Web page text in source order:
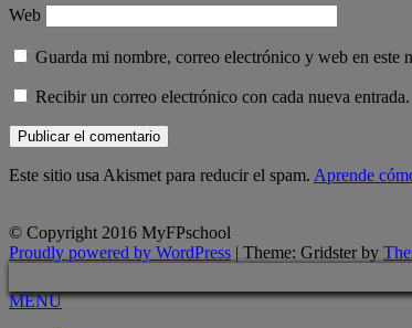
Web
Guarda mi nombre, correo electrónico y web en este
Recibir un correo electrónico con cada nueva entrada.
Este sitio usa Akismet para reducir el spam. Aprende
© Copyright 2016 MyFPschool
Proudly powered by WordPress | Theme: Gridster by
MENU